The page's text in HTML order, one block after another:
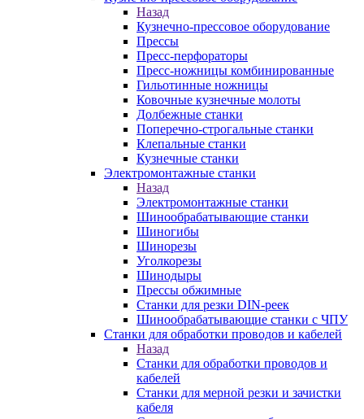
Назад
Кузнечно-прессовое оборудование
Прессы
Пресс-перфораторы
Пресс-ножницы комбинированные
Гильотинные ножницы
Ковочные кузнечные молоты
Долбежные станки
Поперечно-строгальные станки
Клепальные станки
Кузнечные станки
Электромонтажные станки
Назад
Электромонтажные станки
Шинообрабатывающие станки
Шиногибы
Шинорезы
Уголкорезы
Шинодыры
Прессы обжимные
Станки для резки DIN-реек
Шинообрабатывающие станки с ЧПУ
Станки для обработки проводов и кабелей
Назад
Станки для обработки проводов и
кабелей
Станки для мерной резки и зачистки
кабеля